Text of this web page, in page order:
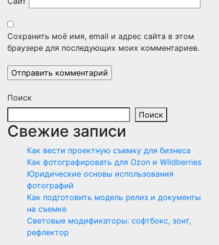
Сохранить моё имя, email и адрес сайта в этом
браузере для последующих моих комментариев.
Поиск
Поиск
Свежие записи
Как вести проектную съемку для бизнеса
Как фотографировать для Ozon и Wildberries
Юридические основы использования
фотографий
Как подготовить модель релиз и документы
на съемке
Световые модификаторы: софтбокс, зонт,
рефлектор